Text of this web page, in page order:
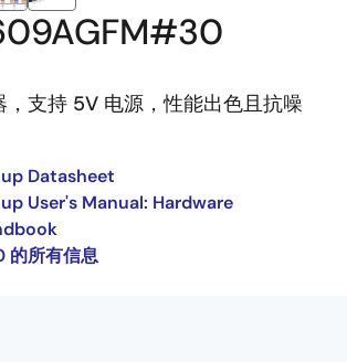
，支持 5V 电源，性能出色且抗噪
Datasheet
User's Manual: Hardware
的所有信息